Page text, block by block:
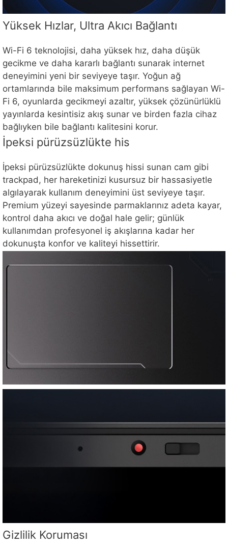
Yüksek Hızlar, Ultra Akıcı Bağlantı
Wi-Fi 6 teknolojisi, daha yüksek hız, daha düşük
gecikme ve daha kararlı bağlantı sunarak internet
deneyimini yeni bir seviyeye taşır. Yoğun ağ
ortamlarında bile maksimum performans sağlayan Wi-
Fi 6, oyunlarda gecikmeyi azaltır, yüksek çözünürlüklü
yayınlarda kesintisiz akış sunar ve birden fazla cihaz
bağlıyken bile bağlantı kalitesini korur.
İpeksi pürüzsüzlükte his
İpeksi pürüzsüzlükte dokunuş hissi sunan cam gibi
trackpad, her hareketinizi kusursuz bir hassasiyetle
algılayarak kullanım deneyimini üst seviyeye taşır.
Premium yüzeyi sayesinde parmaklarınız adeta kayar,
kontrol daha akıcı ve doğal hale gelir; günlük
kullanımdan profesyonel iş akışlarına kadar her
dokunuşta konfor ve kaliteyi hissettirir.
Gizlilik Koruması